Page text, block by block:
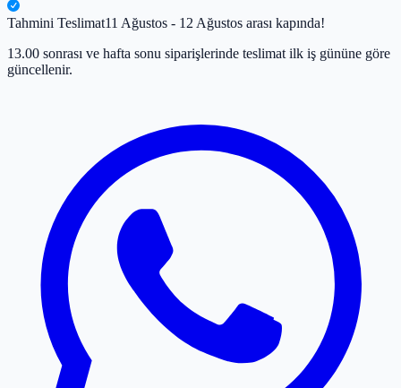
Tahmini Teslimat11 Ağustos - 12 Ağustos arası kapında!
13.00 sonrası ve hafta sonu siparişlerinde teslimat ilk iş gününe göre
güncellenir.